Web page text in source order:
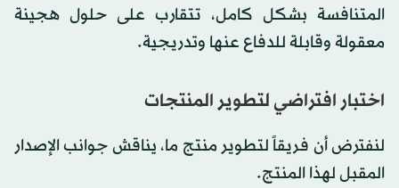
المتنافسة بشكل كامل، تتقارب على حلول هجينة
معقولة وقابلة للدفاع عنها وتدريجية.
اختبار افتراضي لتطوير المنتجات
لنفترض أن فريقاً لتطوير منتج ما، يناقش جوانب الإصدار
المقبل لهذا المنتج.